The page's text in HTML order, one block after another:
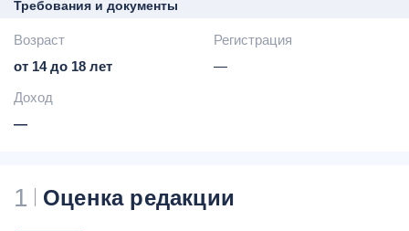
пополнения карты -
помощью перевода с
Требования и документы
Возраст
от 14 до 18 лет
Регистрация
—
Доход
—
1 Оценка редакции